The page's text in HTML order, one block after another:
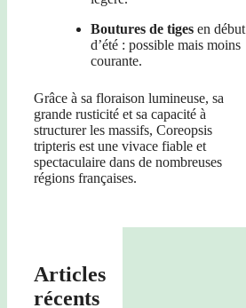
Boutures de tiges en début
d’été : possible mais moins
courante.
Grâce à sa floraison lumineuse, sa
grande rusticité et sa capacité à
structurer les massifs, Coreopsis
tripteris est une vivace fiable et
spectaculaire dans de nombreuses
régions françaises.
Articles
récents